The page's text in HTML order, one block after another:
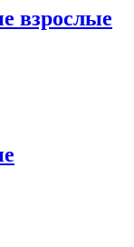
взрослые